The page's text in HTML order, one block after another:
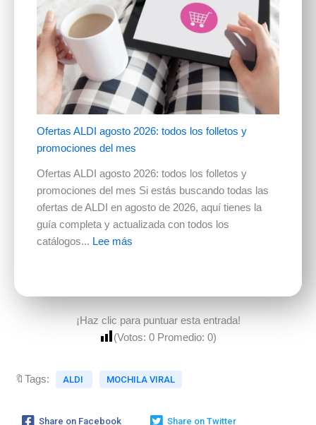
Ofertas ALDI agosto 2026: todos los folletos y
promociones del mes
Ofertas ALDI agosto 2026: todos los folletos y
promociones del mes Si estás buscando todas las
ofertas de ALDI en agosto de 2026, aquí tienes la
guía completa y actualizada con todos los
catálogos... Lee más
¡Haz clic para puntuar esta entrada!
(Votos: 0 Promedio: 0)
🔖Tags: ALDI MOCHILA VIRAL
Share on Facebook Share on Twitter